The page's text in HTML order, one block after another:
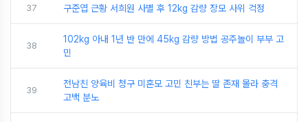
37 구준엽 근황 서희원 사별 후 12kg 감량 장모 사위 걱정
38
102kg 아내 1년 반 만에 45kg 감량 방법 공주놀이 부부 고
민
39
전남친 양육비 청구 미혼모 고민 친부는 딸 존재 몰라 충격
고백 분노